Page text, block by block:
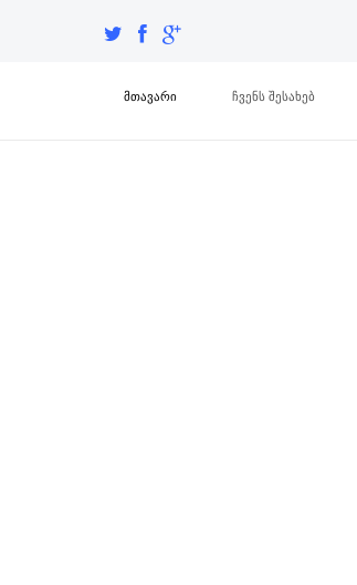
მთავარი ჩვენს შესახებ